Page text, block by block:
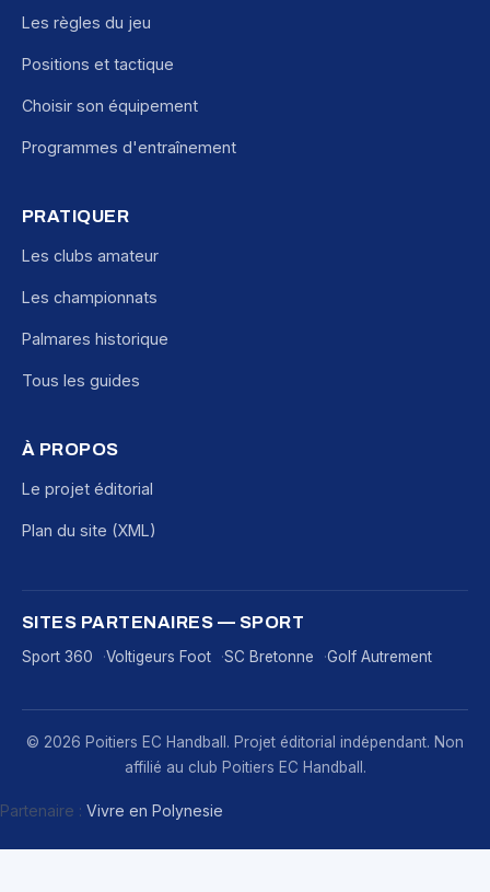
Les règles du jeu
Positions et tactique
Choisir son équipement
Programmes d'entraînement
PRATIQUER
Les clubs amateur
Les championnats
Palmares historique
Tous les guides
À PROPOS
Le projet éditorial
Plan du site (XML)
SITES PARTENAIRES — SPORT
Sport 360 Voltigeurs Foot SC Bretonne Golf Autrement
© 2026 Poitiers EC Handball. Projet éditorial indépendant. Non
affilié au club Poitiers EC Handball.
Partenaire : Vivre en Polynesie